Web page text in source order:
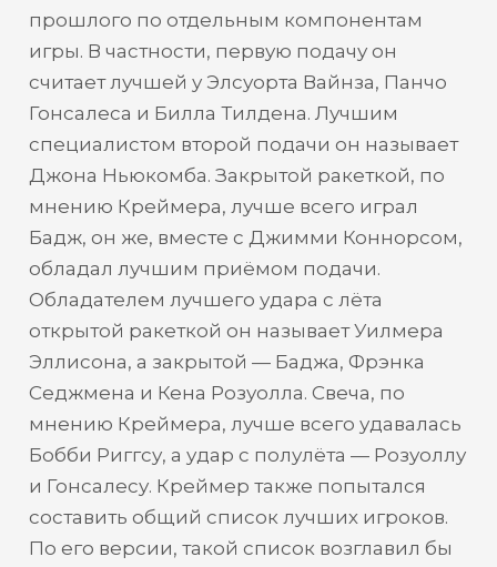
прошлого по отдельным компонентам
игры. В частности, первую подачу он
считает лучшей у Элсуорта Вайнза, Панчо
Гонсалеса и Билла Тилдена. Лучшим
специалистом второй подачи он называет
Джона Ньюкомба. Закрытой ракеткой, по
мнению Креймера, лучше всего играл
Бадж, он же, вместе с Джимми Коннорсом,
обладал лучшим приёмом подачи.
Обладателем лучшего удара с лёта
открытой ракеткой он называет Уилмера
Эллисона, а закрытой — Баджа, Фрэнка
Седжмена и Кена Розуолла. Свеча, по
мнению Креймера, лучше всего удавалась
Бобби Риггсу, а удар с полулёта — Розуоллу
и Гонсалесу. Креймер также попытался
составить общий список лучших игроков.
По его версии, такой список возглавил бы